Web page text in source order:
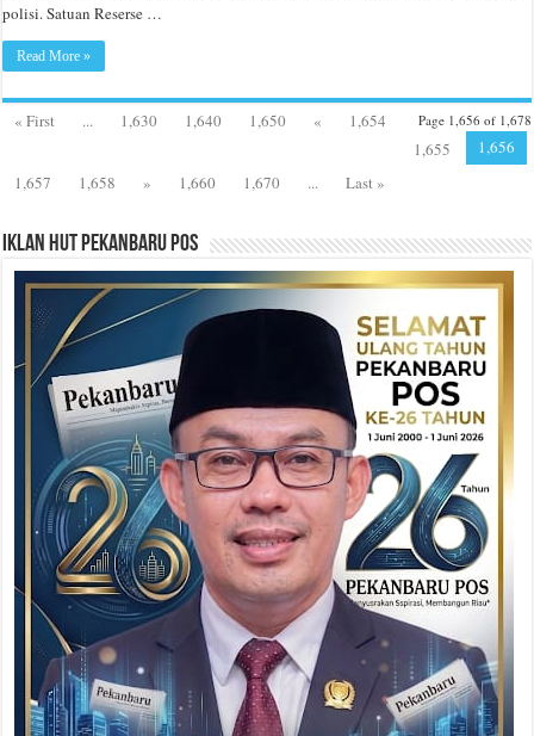
polisi. Satuan Reserse …
Read More »
Page 1,656 of 1,678
« First ... 1,630 1,640 1,650 «
1,654
1,655
1,656
1,657
1,658 » 1,660 1,670 ... Last »
Iklan HUT Pekanbaru Pos